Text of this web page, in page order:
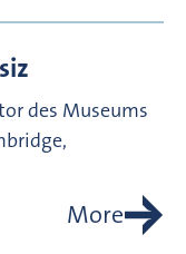
des Museums
More